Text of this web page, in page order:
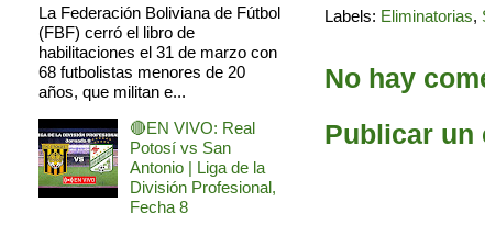
Labels: Eliminatorias,
No hay
Publicar un
La Federación Boliviana de Fútbol
(FBF) cerró el libro de
habilitaciones el 31 de marzo con
68 futbolistas menores de 20
años, que militan e...
🔴EN VIVO: Real
Potosí vs San
Antonio | Liga de la
División Profesional,
Fecha 8